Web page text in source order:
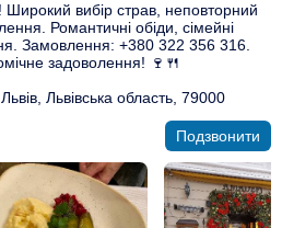
Широкий вибір страв, неповторний
Романтичні обіди, сімейні
Замовлення: +380 322 356 316.
задоволення! 🍷🍴
Львівська область, 79000
Подзвонити